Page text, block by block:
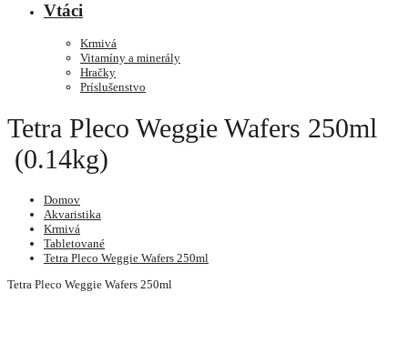
Vtáci
Krmivá
Vitamíny a minerály
Hračky
Príslušenstvo
Tetra Pleco Weggie Wafers 250ml
(0.14kg)
Domov
Akvaristika
Krmivá
Tabletované
Tetra Pleco Weggie Wafers 250ml
Tetra Pleco Weggie Wafers 250ml